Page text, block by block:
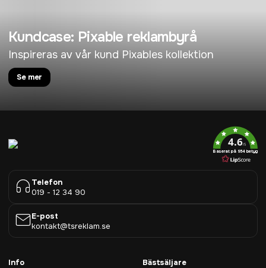
Kundcase: Pixable reklambyrå
Inspireras av vår kund Pixables kollektion
Se mer
4.6/5
Baserat på 954 betyg
Telefon
019 - 12 34 90
E-post
kontakt@tsreklam.se
Info
Bästsäljare